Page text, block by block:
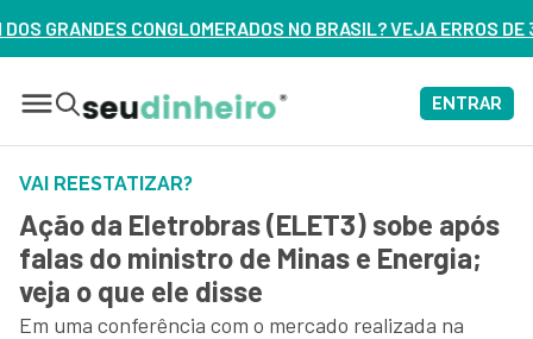
NO BRASIL? VEJA ERROS DE 3 DELES – ASSISTA AGORA
ENTRAR
VAI REESTATIZAR?
Ação da Eletrobras (ELET3) sobe após
falas do ministro de Minas e Energia;
veja o que ele disse
Em uma conferência com o mercado realizada na